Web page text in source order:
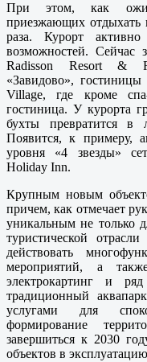
При этом, как
приезжающих отдыхать
раза. Курорт
возможностей. Сейчас
Radisson Resort &
«Завидово»,
Village, где кроме
гостиница. У курорта
бухты превратится в
Появится, к примеру,
уровня «4 звезды»
Holiday Inn.
Крупным новым
причем, как отмечает
уникальным не только
туристической
действовать
мероприятий, а
электрокартинг и
традиционный
услугами для
формирование
завершиться к 2030
объектов в